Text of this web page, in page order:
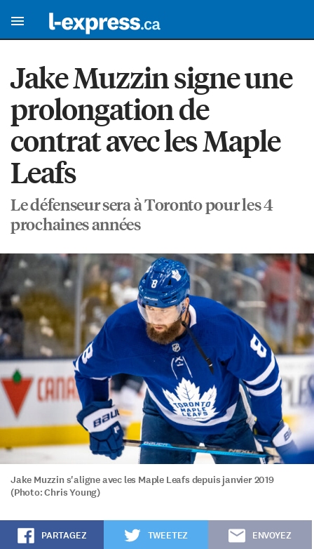
Jake Muzzin signe une
prolongation de
contrat avec les Maple
Leafs
Le défenseur sera à Toronto pour les 4
prochaines années
Jake Muzzin s'aligne avec les Maple Leafs depuis janvier 2019
(Photo: Chris Young)
PARTAGEZ TWEETEZ ENVOYEZ